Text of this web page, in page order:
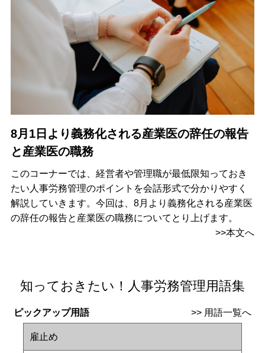
8月1日より義務化される産業医の辞任の報告
と産業医の職務
このコーナーでは、経営者や管理職が最低限知っておき
たい人事労務管理のポイントを会話形式で分かりやすく
解説していきます。今回は、8月より義務化される産業医
の辞任の報告と産業医の職務についてとり上げます。
>>本文へ
知っておきたい！人事労務管理用語集
ピックアップ用語 >> 用語一覧へ
雇止め